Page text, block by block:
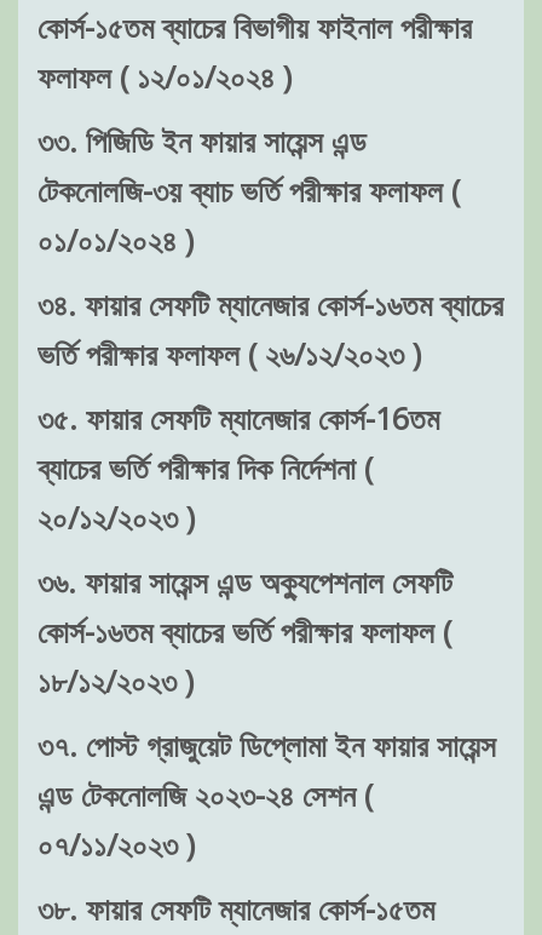
কোর্স-১৫তম ব্যাচের বিভাগীয় ফাইনাল পরীক্ষার
ফলাফল ( ১২/০১/২০২৪ )
৩৩. পিজিডি ইন ফায়ার সায়েন্স এন্ড
টেকনোলজি-৩য় ব্যাচ ভর্তি পরীক্ষার ফলাফল (
০১/০১/২০২৪ )
৩৪. ফায়ার সেফটি ম্যানেজার কোর্স-১৬তম ব্যাচের
ভর্তি পরীক্ষার ফলাফল ( ২৬/১২/২০২৩ )
৩৫. ফায়ার সেফটি ম্যানেজার কোর্স-16তম
ব্যাচের ভর্তি পরীক্ষার দিক নির্দেশনা (
২০/১২/২০২৩ )
৩৬. ফায়ার সায়েন্স এন্ড অক্যুপেশনাল সেফটি
কোর্স-১৬তম ব্যাচের ভর্তি পরীক্ষার ফলাফল (
১৮/১২/২০২৩ )
৩৭. পোস্ট গ্রাজুয়েট ডিপ্লোমা ইন ফায়ার সায়েন্স
এন্ড টেকনোলজি ২০২৩-২৪ সেশন (
০৭/১১/২০২৩ )
৩৮. ফায়ার সেফটি ম্যানেজার কোর্স-১৫তম